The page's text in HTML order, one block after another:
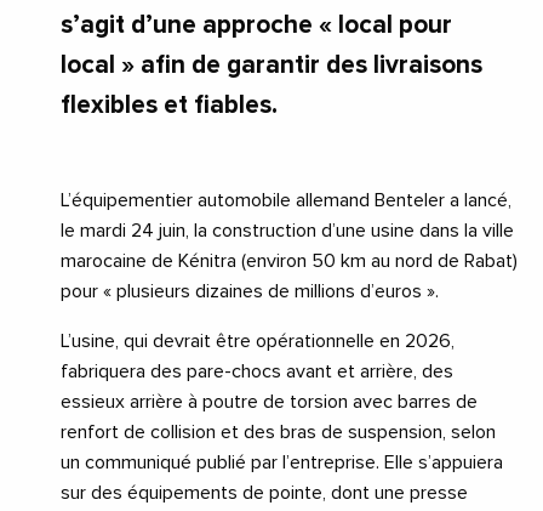
s’agit d’une approche « local pour
local » afin de garantir des livraisons
flexibles et fiables.
L’équipementier automobile allemand Benteler a lancé,
le mardi 24 juin, la construction d’une usine dans la ville
marocaine de Kénitra (environ 50 km au nord de Rabat)
pour « plusieurs dizaines de millions d’euros ».
L’usine, qui devrait être opérationnelle en 2026,
fabriquera des pare-chocs avant et arrière, des
essieux arrière à poutre de torsion avec barres de
renfort de collision et des bras de suspension, selon
un communiqué publié par l’entreprise. Elle s’appuiera
sur des équipements de pointe, dont une presse